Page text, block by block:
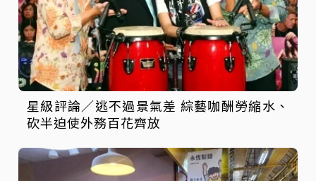
星級評論／逃不過景氣差 綜藝咖酬勞縮水、
砍半迫使外務百花齊放